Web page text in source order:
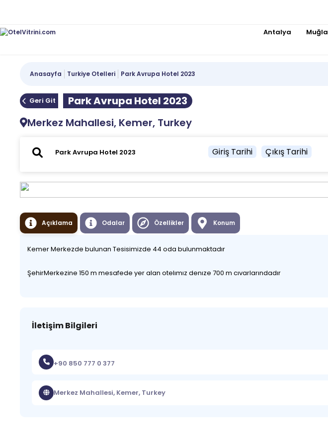
Antalya Muğla
Anasayfa Turkiye Otelleri Park Avrupa Hotel 2023
Geri Git
Park Avrupa Hotel 2023
Merkez Mahallesi, Kemer, Turkey
Giriş Tarihi Çıkış Tarihi
Açıklama Odalar Özellikler Konum
Kemer Merkezde bulunan Tesisimizde 44 oda bulunmaktadır
ŞehirMerkezine 150 m mesafede yer alan otelımız denıze 700 m cıvarlarındadır
İletişim Bilgileri
+90 850 777 0 377
Merkez Mahallesi, Kemer, Turkey